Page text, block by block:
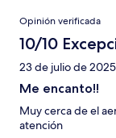
Opiniones
Opinión verificada
10/10
23 de julio de 2025
Me encanto!!
Muy cerca de el
atención